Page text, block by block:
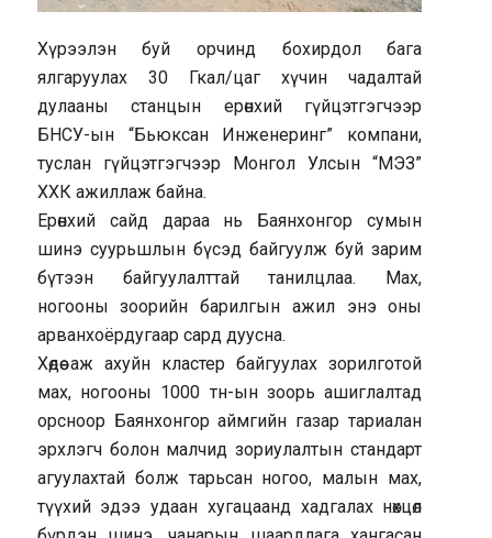
Хүрээлэн буй орчинд бохирдол бага
ялгаруулах 30 Гкал/цаг хүчин чадалтай
дулааны станцын ерөнхий гүйцэтгэгчээр
БНСУ-ын “Бьюксан Инженеринг” компани,
туслан гүйцэтгэгчээр Монгол Улсын “МЭЗ”
ХХК ажиллаж байна.
Ерөнхий сайд дараа нь Баянхонгор сумын
шинэ суурьшлын бүсэд байгуулж буй зарим
бүтээн байгуулалттай танилцлаа. Мах,
ногооны зоорийн барилгын ажил энэ оны
арванхоёрдугаар сард дуусна.
Хөдөө аж ахуйн кластер байгуулах зорилготой
мах, ногооны 1000 тн-ын зоорь ашиглалтад
орсноор Баянхонгор аймгийн газар тариалан
эрхлэгч болон малчид зориулалтын стандарт
агуулахтай болж тарьсан ногоо, малын мах,
түүхий эдээ удаан хугацаанд хадгалах нөхцөл